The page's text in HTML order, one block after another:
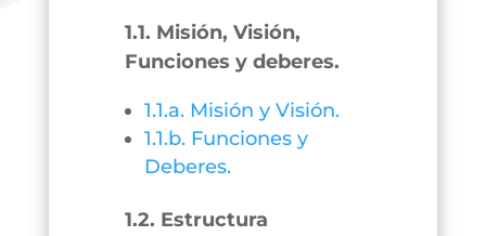
1.1. Misión, Visión,
Funciones y deberes.
1.1.a. Misión y Visión.
1.1.b. Funciones y
Deberes.
1.2. Estructura